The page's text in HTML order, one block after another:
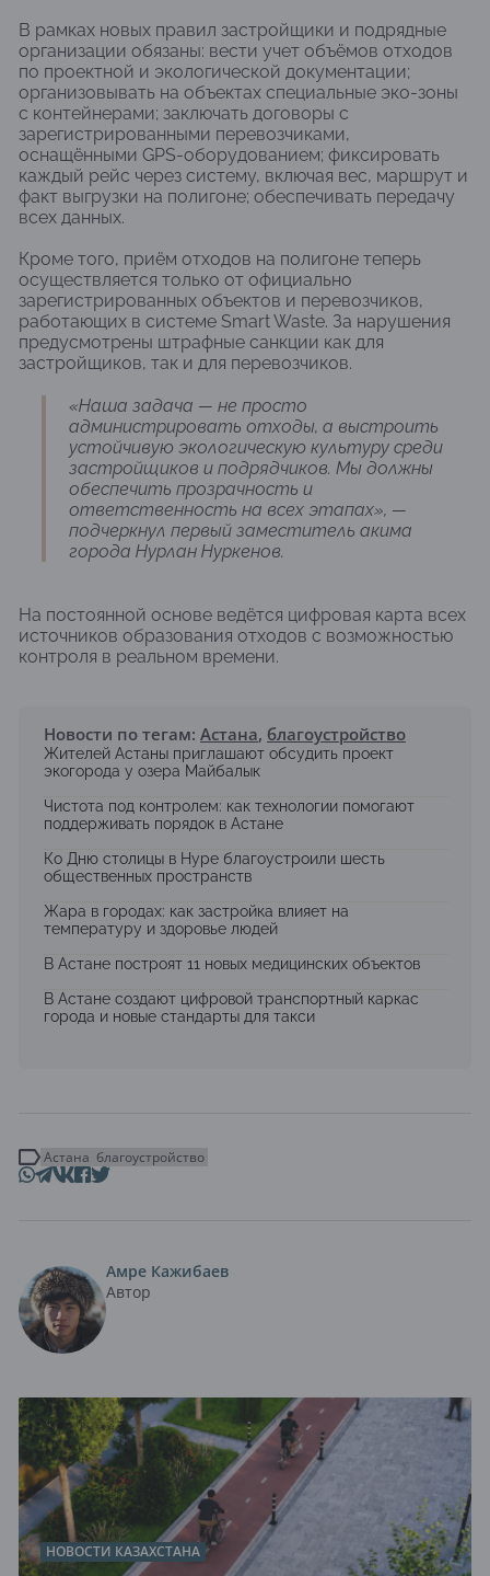
В рамках новых правил застройщики и подрядные
организации обязаны: вести учет объёмов отходов
по проектной и экологической документации;
организовывать на объектах специальные эко-зоны
с контейнерами; заключать договоры с
зарегистрированными перевозчиками,
оснащёнными GPS-оборудованием; фиксировать
каждый рейс через систему, включая вес, маршрут и
факт выгрузки на полигоне; обеспечивать передачу
всех данных.
Кроме того, приём отходов на полигоне теперь
осуществляется только от официально
зарегистрированных объектов и перевозчиков,
работающих в системе Smart Waste. За нарушения
предусмотрены штрафные санкции как для
застройщиков, так и для перевозчиков.
«Наша задача — не просто
администрировать отходы, а выстроить
устойчивую экологическую культуру среди
застройщиков и подрядчиков. Мы должны
обеспечить прозрачность и
ответственность на всех этапах», —
подчеркнул первый заместитель акима
города Нурлан Нуркенов.
На постоянной основе ведётся цифровая карта всех
источников образования отходов с возможностью
контроля в реальном времени.
Новости по тегам: Астана, благоустройство
Жителей Астаны приглашают обсудить проект
экогорода у озера Майбалык
Чистота под контролем: как технологии помогают
поддерживать порядок в Астане
Ко Дню столицы в Нуре благоустроили шесть
общественных пространств
Жара в городах: как застройка влияет на
температуру и здоровье людей
В Астане построят 11 новых медицинских объектов
В Астане создают цифровой транспортный каркас
города и новые стандарты для такси
Астана благоустройство
Амре Кажибаев
Автор
НОВОСТИ КАЗАХСТАНА